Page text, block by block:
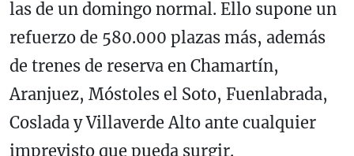
las de un domingo normal. Ello supone un
refuerzo de 580.000 plazas más, además
de trenes de reserva en Chamartín,
Aranjuez, Móstoles el Soto, Fuenlabrada,
Coslada y Villaverde Alto ante cualquier
imprevisto que pueda surgir.